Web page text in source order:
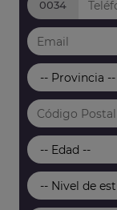
0034